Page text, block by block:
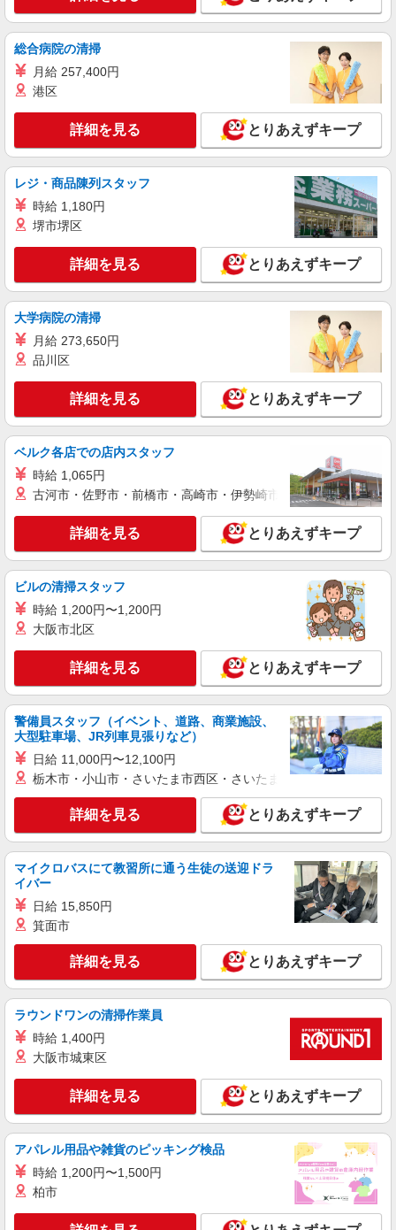
総合病院の清掃
月給 257,400円
港区
詳細を見る とりあえずキープ
レジ・商品陳列スタッフ
時給 1,180円
堺市堺区
詳細を見る とりあえずキープ
大学病院の清掃
月給 273,650円
品川区
詳細を見る とりあえずキープ
ベルク各店での店内スタッフ
時給 1,065円
古河市・佐野市・前橋市・高崎市・伊勢崎市・太田市・館林市
詳細を見る とりあえずキープ
ビルの清掃スタッフ
時給 1,200円〜1,200円
大阪市北区
詳細を見る とりあえずキープ
警備員スタッフ（イベント、道路、商業施設、
大型駐車場、JR列車見張りなど）
日給 11,000円〜12,100円
栃木市・小山市・さいたま市西区・さいたま市岩槻区・久喜市・
詳細を見る とりあえずキープ
マイクロバスにて教習所に通う生徒の送迎ドラ
イバー
日給 15,850円
箕面市
詳細を見る とりあえずキープ
ラウンドワンの清掃作業員
時給 1,400円
大阪市城東区
詳細を見る とりあえずキープ
アパレル用品や雑貨のピッキング検品
時給 1,200円〜1,500円
柏市